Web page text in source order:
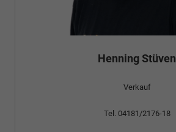
Henning Stüven
Verkauf
Tel. 04181/2176-18